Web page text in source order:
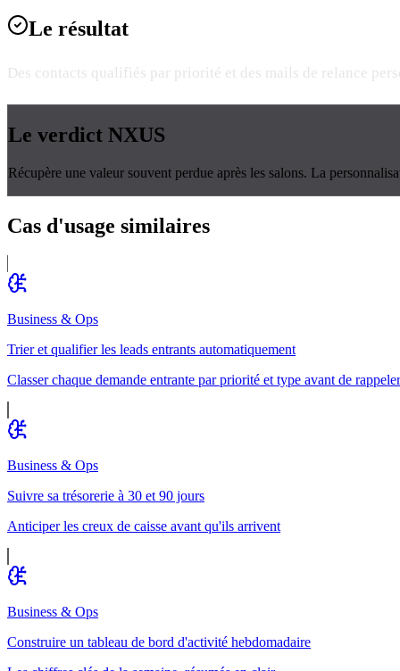
Le résultat
Des contacts qualifiés par priorité et des mails de relance
Le verdict NXUS
Récupère une valeur souvent perdue après les salons. La
Cas d'usage similaires
Business & Ops
Trier et qualifier les leads entrants automatiquement
Classer chaque demande entrante par priorité et type avant de rappeler
Business & Ops
Suivre sa trésorerie à 30 et 90 jours
Anticiper les creux de caisse avant qu'ils arrivent
Business & Ops
Construire un tableau de bord d'activité hebdomadaire